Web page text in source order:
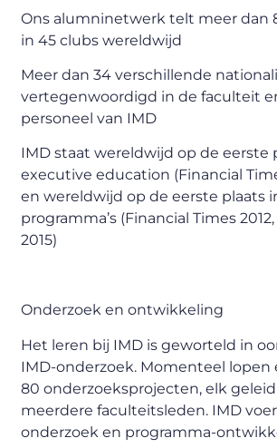
Ons alumninetwerk telt meer dan
in 45 clubs wereldwijd
Meer dan 34 verschillende
vertegenwoordigd in de faculteit
personeel van IMD
IMD staat wereldwijd op de eerste
executive education (Financial
en wereldwijd op de eerste plaats
programma’s (Financial Times 2012,
2015)
Onderzoek en ontwikkeling
Het leren bij IMD is geworteld in
IMD-onderzoek. Momenteel lopen
80 onderzoeksprojecten, elk
meerdere faculteitsleden. IMD
onderzoek en programma-